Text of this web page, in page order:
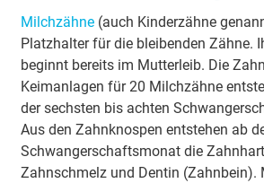
Milch­zäh­ne (auch Kin­der­zäh­ne
Platz­hal­ter für die blei­ben­den Zäh­ne.
be­ginnt be­reits im Mut­ter­leib. Die
Keim­an­la­gen für 20 Milch­zäh­ne
der sechs­ten bis ach­ten
Aus den Zahn­knos­pen ent­ste­hen ab
Schwan­ger­schafts­mo­nat die
Zahn­schmelz und Den­tin (Zahn­bein).